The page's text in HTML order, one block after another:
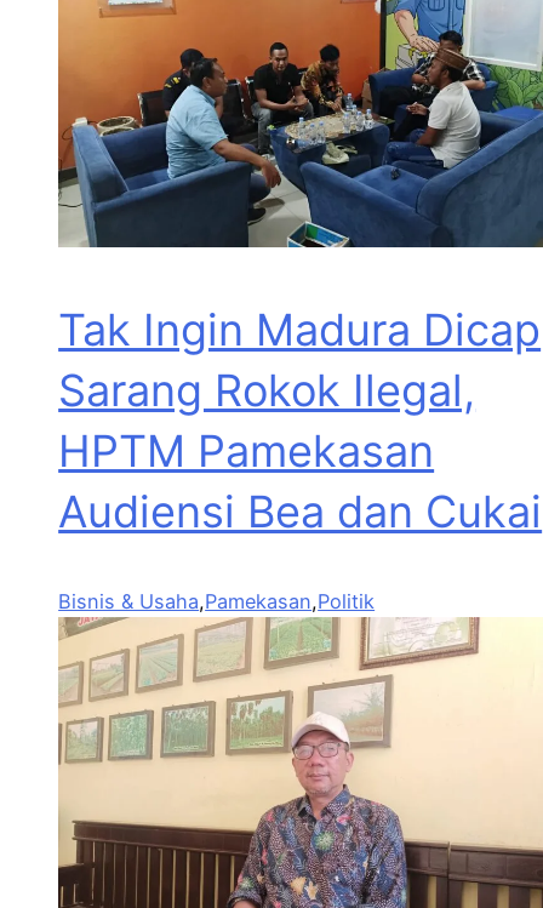
Tak Ingin Madura Dicap
Sarang Rokok Ilegal,
HPTM Pamekasan
Audiensi Bea dan Cukai
Bisnis & Usaha,Pamekasan,Politik